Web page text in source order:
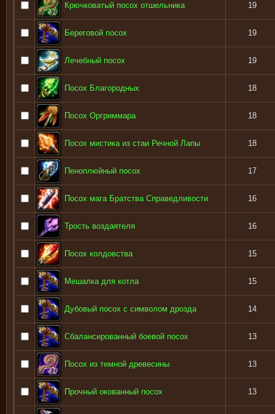
Крючковатый посох отшельника 19
Береговой посох 19
Лечебный посох 19
Посох Благородных 18
Посох Оргриммара 18
Посох мистика из стаи Речной Лапы 18
Пеноплюйный посох 17
Посох мага Братства Справедливости 16
Трость воздаятеля 16
Посох колдовства 15
Мешалка для котла 15
Дубовый посох с символом дрозда 14
Сбалансированный боевой посох 13
Посох из темной древесины 13
Прочный окованный посох 13